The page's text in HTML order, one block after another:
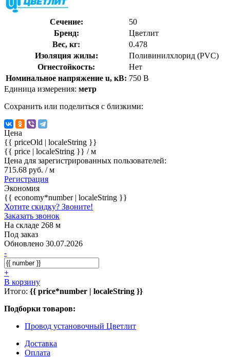
Сечение:
50
Бренд:
Цветлит
Вес, кг:
0.478
Изоляция жилы:
Поливинилхлорид (PVC)
Огнестойкость:
Нет
Номинальное напряжение u, кВ: 750 В
Единица измерения: метр
Сохранить или поделиться с близкими:
Цена
{{ priceOld | localeString }}
{{ price | localeString }} / м
Цена для зарегистрированных пользователей:
715.68 руб. / м
Регистрация
Экономия
{{ economy*number | localeString }}
Хотите скидку? Звоните!
Заказать звонок
На складе 268 м
Под заказ
Обновлено 30.07.2026
-
+
В корзину
Итого: {{ price*number | localeString }}
Подборки товаров:
Провод установочный Цветлит
Доставка
Оплата